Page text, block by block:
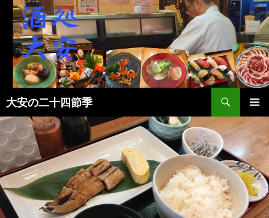
大安の二十四節季
検
索
メインメ
ニュー
テ
ン
ツ
へ
ス
キ